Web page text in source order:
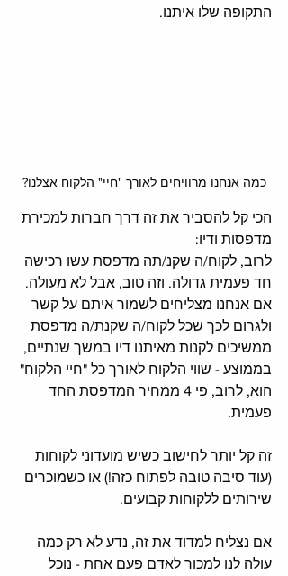
התקופה שלו איתנו.
כמה אנחנו מרוויחים לאורך "חיי" הלקוח אצלנו?
הכי קל להסביר את זה דרך חברות למכירת
מדפסות ודיו:
לרוב, לקוח/ה שקנ/תה מדפסת עשו רכישה
חד פעמית גדולה. וזה טוב, אבל לא מעולה.
אם אנחנו מצליחים לשמור איתם על קשר
ולגרום לכך שכל לקוח/ה שקנת/ה מדפסת
ממשיכים לקנות מאיתנו דיו במשך שנתיים,
בממוצע - שווי הלקוח לאורך כל "חיי הלקוח"
הוא, לרוב, פי 4 ממחיר המדפסת החד
פעמית.
זה קל יותר לחישוב כשיש מועדוני לקוחות
(עוד סיבה טובה לפתוח כזה!) או כשמוכרים
שירותים ללקוחות קבועים.
אם נצליח למדוד את זה, נדע לא רק כמה
עולה לנו למכור לאדם פעם אחת - נוכל